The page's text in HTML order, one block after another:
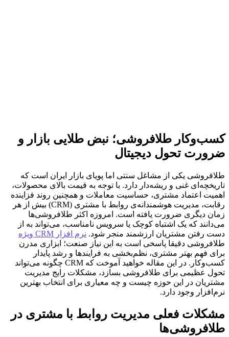
کسب‌وکار طلافروشی؛ نبض طلایی بازار و
ضرورت تحول دیجیتال
طلافروشی یکی از مشاغل سنتی اما پویای بازار ایران است که
تاریخچه‌ای غنی و ریشه‌دار دارد. با توجه به قیمت بالای محصولات،
اهمیت اعتماد مشتری، حساسیت معاملات و همچنین روند فزاینده
رقابت، مدیریت هوشمندانه‌ی روابط با مشتری (CRM) بیش از هر
زمان دیگری ضرورت یافته است. امروزه اکثر طلافروشی‌ها
می‌دانند که یک اشتباه کوچک یا سرویس نامناسب، می‌تواند به از
دست رفتن مشتریان ارزشمند منجر شود. نرم افزار CRM ویژه
طلافروشی دقیقا پاسخی است به این نیاز صنعت؛ ابزاری مدرن
برای فهم بهتر مشتری، نظم‌بخشی به فرایندها و رشد پایدار
کسب‌وکار. در این مقاله خواهید آموخت که CRM چگونه می‌تواند
تحول عظیمی برای طلافروشی بسازد، مشکلات رایج مدیریت
مشتریان در این حوزه چیست و چه معیاری برای انتخاب بهترین
نرم‌افزار وجود دارد.
مشکلات فعلی مدیریت روابط با مشتری در
طلافروشی‌ها